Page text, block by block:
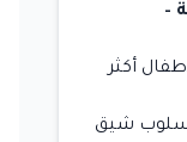
–
أكثر
شيق